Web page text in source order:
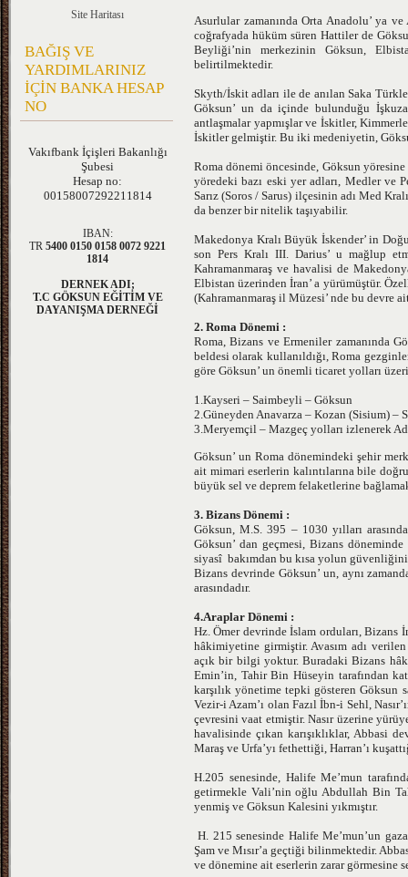
Site Haritası
BAĞIŞ VE
YARDIMLARINIZ
İÇİN BANKA HESAP
NO
Vakıfbank İçişleri Bakanlığı
Şubesi
Hesap no:
00158007292211814
IBAN:
TR 5400 0150 0158 0072 9221
1814
DERNEK ADI;
T.C GÖKSUN EĞİTİM VE
DAYANIŞMA DERNEĞİ
Asurlular zamanında Orta Anadolu’ ya
coğrafyada hüküm süren Hattiler de
Beyliği’nin merkezinin Göksun,
belirtilmektedir.
Skyth/İskit adları ile de anılan Saka
Göksun’ un da içinde bulunduğu
antlaşmalar yapmışlar ve İskitler,
İskitler gelmiştir. Bu iki medeniyetin,
Roma dönemi öncesinde, Göksun
yöredeki bazı eski yer adları, Medler ve
Sarız (Soros / Sarus) ilçesinin adı Med
da benzer bir nitelik taşıyabilir.
Makedonya Kralı Büyük İskender’ in
son Pers Kralı III. Darius’ u mağlup
Kahramanmaraş ve havalisi de
Elbistan üzerinden İran’ a yürümüştür.
(Kahramanmaraş il Müzesi’ nde bu devre
2. Roma Dönemi :
Roma, Bizans ve Ermeniler zamanında
beldesi olarak kullanıldığı, Roma
göre Göksun’ un önemli ticaret yolları
1.Kayseri – Saimbeyli – Göksun
2.Güneyden Anavarza – Kozan (Sisium) –
3.Meryemçil – Mazgeç yolları izlenerek
Göksun’ un Roma dönemindeki şehir
ait mimari eserlerin kalıntılarına bile
büyük sel ve deprem felaketlerine
3. Bizans Dönemi :
Göksun, M.S. 395 – 1030 yılları
Göksun’ dan geçmesi, Bizans
siyasî bakımdan bu kısa yolun
Bizans devrinde Göksun’ un, aynı
arasındadır.
4.Araplar Dönemi :
Hz. Ömer devrinde İslam orduları, Bizans
hâkimiyetine girmiştir. Avasım adı
açık bir bilgi yoktur. Buradaki Bizans
Emin’in, Tahir Bin Hüseyin tarafından
karşılık yönetime tepki gösteren Göksun
Vezir-i Azam’ı olan Fazıl İbn-i Sehl,
çevresini vaat etmiştir. Nasır üzerine
havalisinde çıkan karışıklıklar, Abbasi
Maraş ve Urfa’yı fethettiği, Harran’ı
H.205 senesinde, Halife Me’mun
getirmekle Vali’nin oğlu Abdullah Bin
yenmiş ve Göksun Kalesini yıkmıştır.
H. 215 senesinde Halife Me’mun’un
Şam ve Mısır’a geçtiği bilinmektedir.
ve dönemine ait eserlerin zarar görmesine